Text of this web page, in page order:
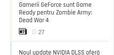
Gamerii GeForce sunt Game
Ready pentru Zombie Army:
Dead War 4
27
Noul update NVIDIA DLSS oferă